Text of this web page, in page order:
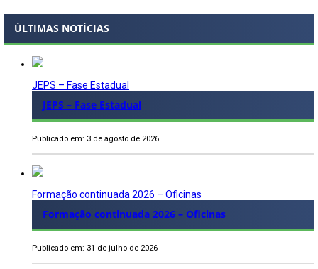
ÚLTIMAS NOTÍCIAS
JEPS – Fase Estadual
JEPS – Fase Estadual
Publicado em: 3 de agosto de 2026
Formação continuada 2026 – Oficinas
Formação continuada 2026 – Oficinas
Publicado em: 31 de julho de 2026